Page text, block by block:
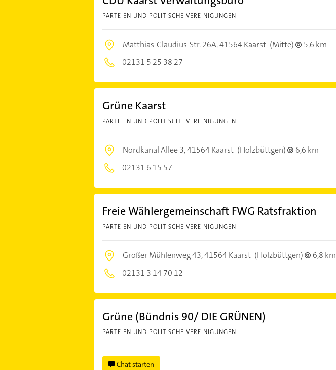
PARTEIEN UND POLITISCHE VEREINIGUNGEN
Matthias-Claudius-Str. 26A,41564 Kaarst (Mitte)
5,6 km
02131 5 25 38 27
Grüne Kaarst
PARTEIEN UND POLITISCHE VEREINIGUNGEN
Nordkanal Allee 3,41564 Kaarst (Holzbüttgen)
6,6 km
02131 6 15 57
Freie Wählergemeinschaft FWG Ratsfraktion
PARTEIEN UND POLITISCHE VEREINIGUNGEN
Großer Mühlenweg 43,41564 Kaarst (Holzbüttgen)
6,8 km
02131 3 14 70 12
Grüne (Bündnis 90/ DIE GRÜNEN)
PARTEIEN UND POLITISCHE VEREINIGUNGEN
Chat starten